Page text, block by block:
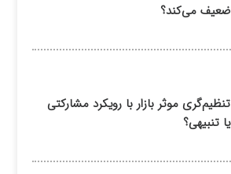
ضعیف می‌کند؟
تنظیم‌گری موثر بازار با رویکرد مشارکتی
یا تنبیهی؟